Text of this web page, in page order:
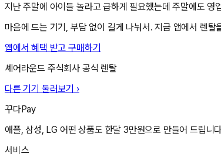
지난 주말에 아이들 놀라고 급하게 필요했는데 주말에도 영
마음에 드는 기기, 부담 없이 길게 나눠서. 지금 앱에서 렌탈
앱에서 혜택 받고 구매하기
셰어라운드 주식회사 공식 렌탈
다른 기기 둘러보기 ›
꾸다Pay
애플, 삼성, LG 어떤 상품도 한달 3만원으로 만들어 드립니
서비스